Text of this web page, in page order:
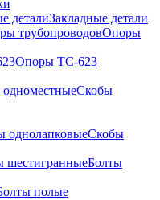
Закладные детали
Опоры
Опоры ТС-623
Скобы
Скобы
Болты
полые